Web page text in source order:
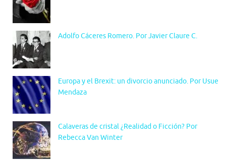
Adolfo Cáceres Romero. Por Javier Claure C.
Europa y el Brexit: un divorcio anunciado. Por Usue
Mendaza
Calaveras de cristal ¿Realidad o Ficción? Por
Rebecca Van Winter